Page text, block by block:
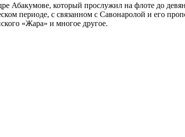
Абакумове, который прослужил на флоте до
периоде, с связанном с Савонаролой и его
«Жара» и многое другое.